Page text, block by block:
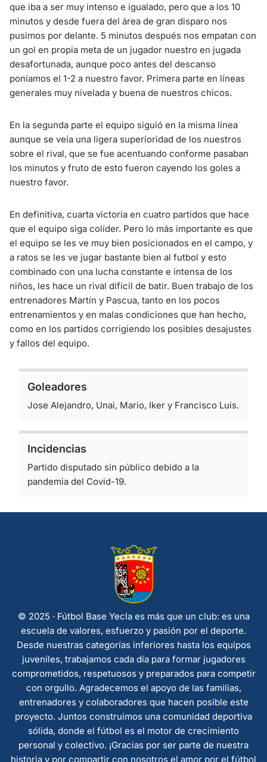
que iba a ser muy intenso e igualado, pero que a los 10
minutos y desde fuera del área de gran disparo nos
pusimos por delante. 5 minutos después nos empatan con
un gol en propia meta de un jugador nuestro en jugada
desafortunada, aunque poco antes del descanso
poníamos el 1-2 a nuestro favor. Primera parte en líneas
generales muy nivelada y buena de nuestros chicos.
En la segunda parte el equipo siguió en la misma línea
aunque se veía una ligera superioridad de los nuestros
sobre el rival, que se fue acentuando conforme pasaban
los minutos y fruto de esto fueron cayendo los goles a
nuestro favor.
En definitiva, cuarta victoria en cuatro partidos que hace
que el equipo siga colíder. Pero lo más importante es que
el equipo se les ve muy bien posicionados en el campo, y
a ratos se les ve jugar bastante bien al futbol y esto
combinado con una lucha constante e intensa de los
niños, les hace un rival difícil de batir. Buen trabajo de los
entrenadores Martín y Pascua, tanto en los pocos
entrenamientos y en malas condiciones que han hecho,
como en los partidos corrigiendo los posibles desajustes
y fallos del equipo.
Goleadores
Jose Alejandro, Unai, Mario, Iker y Francisco Luis.
Incidencias
Partido disputado sin público debido a la
pandemia del Covid-19.
© 2025 · Fútbol Base Yecla es más que un club: es una
escuela de valores, esfuerzo y pasión por el deporte.
Desde nuestras categorías inferiores hasta los equipos
juveniles, trabajamos cada día para formar jugadores
comprometidos, respetuosos y preparados para competir
con orgullo. Agradecemos el apoyo de las familias,
entrenadores y colaboradores que hacen posible este
proyecto. Juntos construimos una comunidad deportiva
sólida, donde el fútbol es el motor de crecimiento
personal y colectivo. ¡Gracias por ser parte de nuestra
historia y por compartir con nosotros el amor por el fútbol